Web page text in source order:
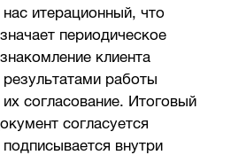
нас итерационный, что
периодическое
клиента
результатами работы
их согласование. Итоговый
согласуется
подписывается внутри